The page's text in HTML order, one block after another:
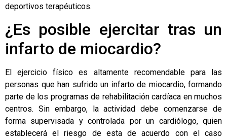
deportivos terapéuticos.
¿Es posible ejercitar tras un
infarto de miocardio?
El ejercicio físico es altamente recomendable para las
personas que han sufrido un infarto de miocardio, formando
parte de los programas de rehabilitación cardíaca en muchos
centros. Sin embargo, la actividad debe comenzarse de
forma supervisada y controlada por un cardiólogo, quien
establecerá el riesgo de esta de acuerdo con el caso